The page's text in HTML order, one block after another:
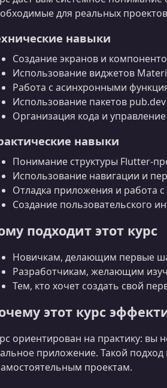
для реальных
навыки
Создание экранов и
Использование виджетов
Работа с асинхронными
Использование пакетов
Организация кода и
навыки
Понимание структуры
Использование навигации и
Отладка приложения и работа с
Создание пользовательского
подходит этот курс
Новичкам, делающим первые
Разработчикам, желающим
Тем, кто хочет создать свой
этот курс
ориентирован на практику: вы
приложение. Такой
проектам.